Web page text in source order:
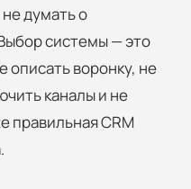
думать о
системы — это
описать воронку, не
каналы и не
правильная CRM